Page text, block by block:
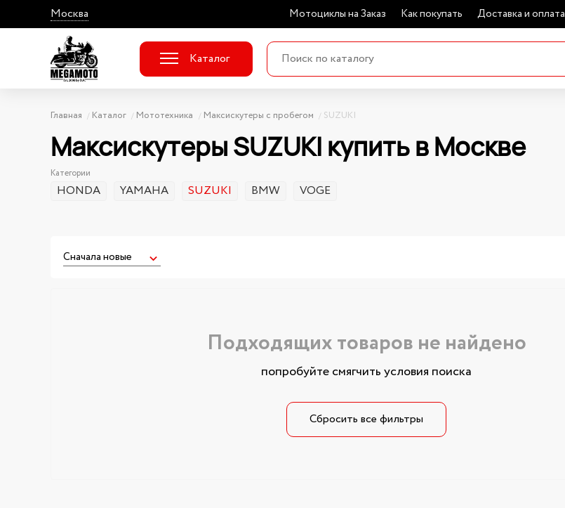
Москва Мотоциклы на Заказ Как покупать Доставка и оплата
Каталог
Главная Каталог Мототехника Максискутеры с пробегом SUZUKI
Максискутеры SUZUKI купить в Москве
Категории
HONDA YAMAHA SUZUKI BMW VOGE
Подходящих товаров не найдено
попробуйте смягчить условия поиска
Сбросить все фильтры